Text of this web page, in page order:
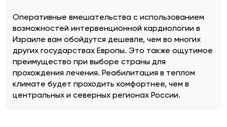
Оперативные вмешательства с использованием
возможностей интервенционной кардиологии в
Израиле вам обойдутся дешевле, чем во многих
других государствах Европы. Это также ощутимое
преимущество при выборе страны для
прохождения лечения. Реабилитация в теплом
климате будет проходить комфортнее, чем в
центральных и северных регионах России.